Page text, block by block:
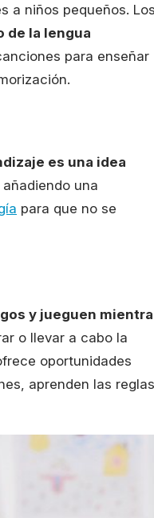
a niños pequeños.
de la lengua
para enseñar
es una idea
una
para que no se
y jueguen
o llevar a cabo la
oportunidades
aprenden las reglas